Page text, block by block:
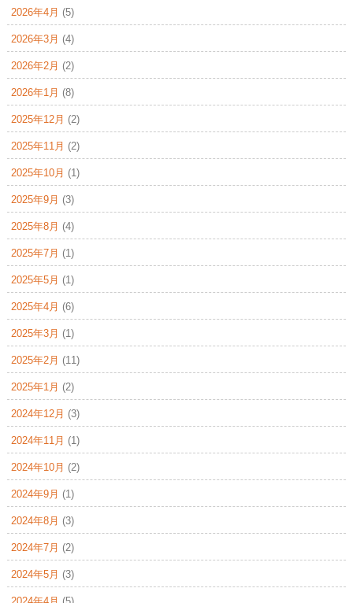
2026年4月 (5)
2026年3月 (4)
2026年2月 (2)
2026年1月 (8)
2025年12月 (2)
2025年11月 (2)
2025年10月 (1)
2025年9月 (3)
2025年8月 (4)
2025年7月 (1)
2025年5月 (1)
2025年4月 (6)
2025年3月 (1)
2025年2月 (11)
2025年1月 (2)
2024年12月 (3)
2024年11月 (1)
2024年10月 (2)
2024年9月 (1)
2024年8月 (3)
2024年7月 (2)
2024年5月 (3)